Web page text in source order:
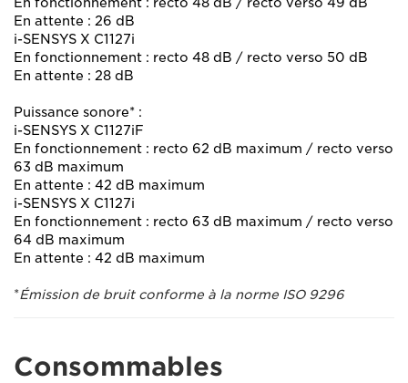
En attente : 26 dB
i-SENSYS X C1127i
En fonctionnement : recto 48 dB / recto verso 50 dB
En attente : 28 dB
Puissance sonore* :
i-SENSYS X C1127iF
En fonctionnement : recto 62 dB maximum / recto verso
63 dB maximum
En attente : 42 dB maximum
i-SENSYS X C1127i
En fonctionnement : recto 63 dB maximum / recto verso
64 dB maximum
En attente : 42 dB maximum
*Émission de bruit conforme à la norme ISO 9296
Consommables